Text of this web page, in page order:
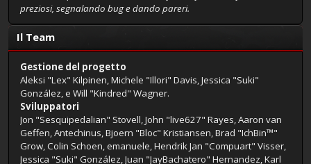
preziosi, segnalando bug e dando pareri.
Il Team
Gestione del progetto
Aleksi "Lex" Kilpinen, Michele "Illori" Davis, Jessica "Suki"
González, e Will "Kindred" Wagner.
Sviluppatori
Jon "Sesquipedalian" Stovell, John "live627" Rayes, Aaron van
Geffen, Antechinus, Bjoern "Bloc" Kristiansen, Brad "IchBin™"
Grow, Colin Schoen, emanuele, Hendrik Jan "Compuart" Visser,
Jessica "Suki" González, Juan "JayBachatero" Hernandez, Karl